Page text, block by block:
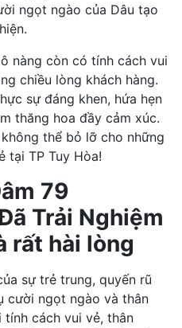
ngọt ngào của Dâu tạo
nàng còn có tính cách vui
chiều lòng khách hàng.
sự đáng khen, hứa hẹn
thăng hoa đầy cảm xúc.
thể bỏ lỡ cho những
tại TP Tuy Hòa!
79
Trải Nghiệm
rất hài lòng
sự trẻ trung, quyến rũ
cười ngọt ngào và thân
tính cách vui vẻ, thân